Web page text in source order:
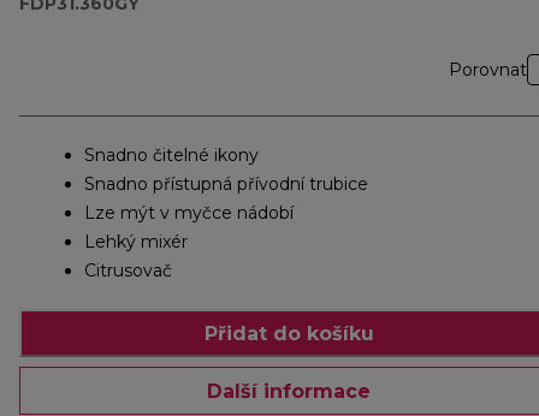
Porovnat
Snadno čitelné ikony
Snadno přístupná přívodní trubice
Lze mýt v myčce nádobí
Lehký mixér
Citrusovač
Přidat do košíku
Další informace